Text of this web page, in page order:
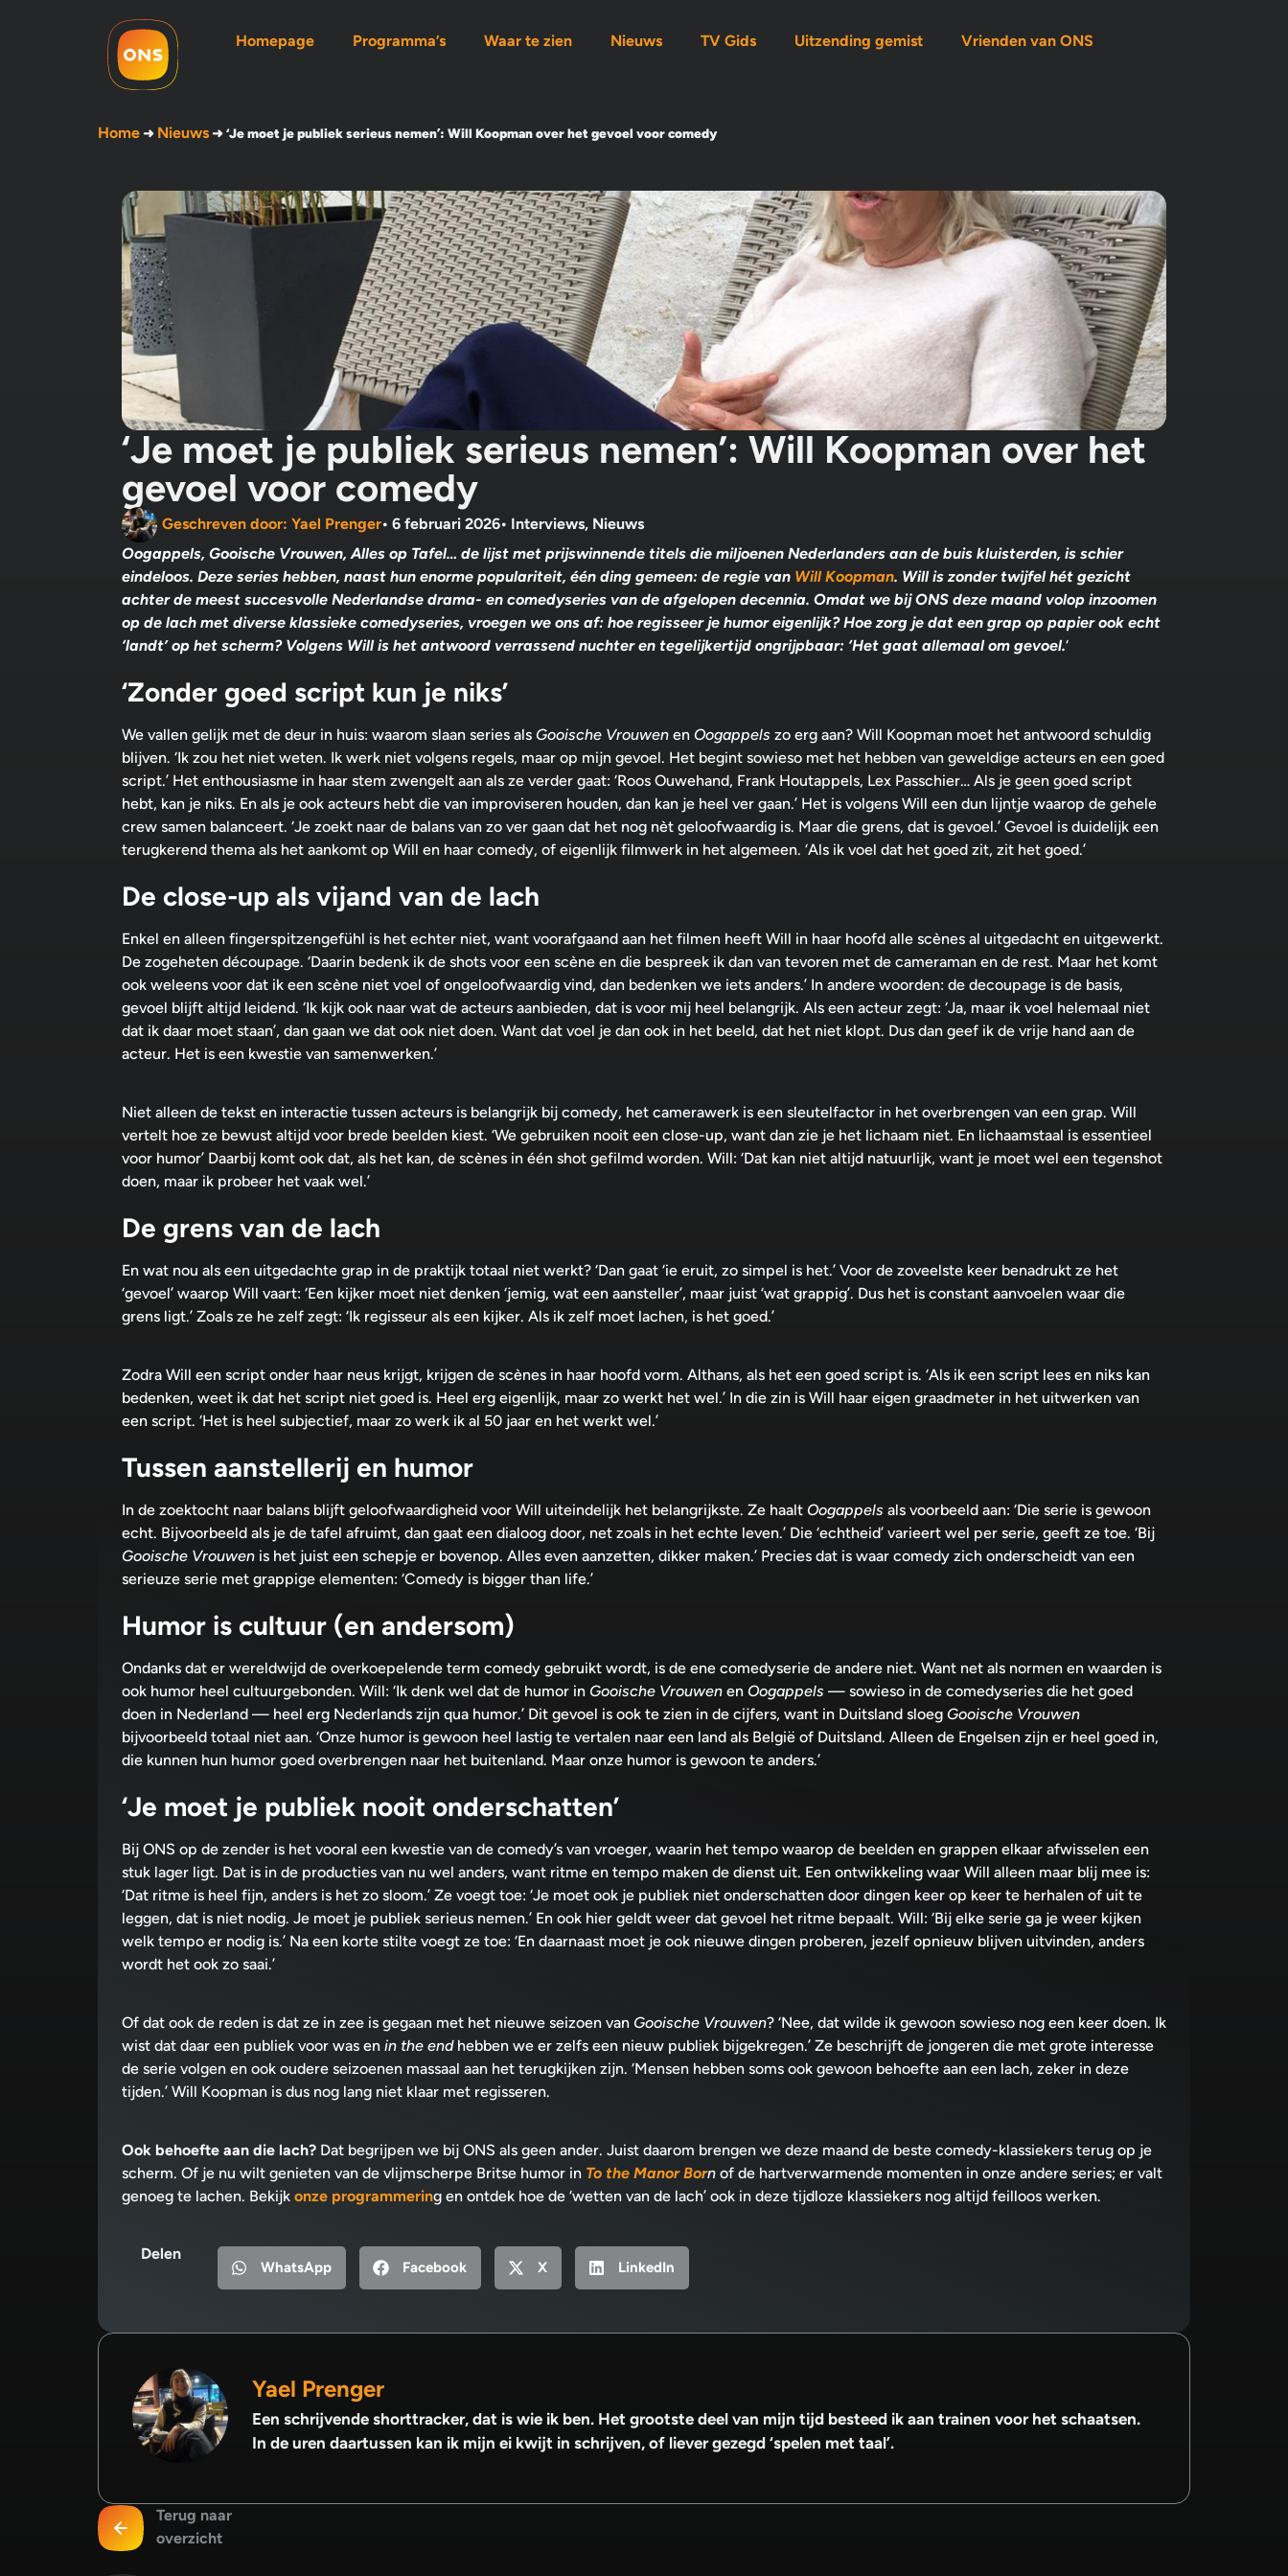
Homepage Programma’s Waar te zien Nieuws TV Gids Uitzending gemist Vrienden van ONS
Home➜ Nieuws➜‘Je moet je publiek serieus nemen’: Will Koopman over het gevoel voor comedy
‘Je moet je publiek serieus nemen’: Will Koopman over het
gevoel voor comedy
Geschreven door: Yael Prenger• 6 februari 2026• Interviews, Nieuws
Oogappels, Gooische Vrouwen, Alles op Tafel… de lijst met prijswinnende titels die miljoenen Nederlanders aan de buis kluisterden, is schier
eindeloos. Deze series hebben, naast hun enorme populariteit, één ding gemeen: de regie van Will Koopman. Will is zonder twijfel hét gezicht
achter de meest succesvolle Nederlandse drama- en comedyseries van de afgelopen decennia. Omdat we bij ONS deze maand volop inzoomen
op de lach met diverse klassieke comedyseries, vroegen we ons af: hoe regisseer je humor eigenlijk? Hoe zorg je dat een grap op papier ook echt
‘landt’ op het scherm? Volgens Will is het antwoord verrassend nuchter en tegelijkertijd ongrijpbaar: ‘Het gaat allemaal om gevoel.‘
‘Zonder goed script kun je niks’
We vallen gelijk met de deur in huis: waarom slaan series als Gooische Vrouwen en Oogappels zo erg aan? Will Koopman moet het antwoord schuldig
blijven. ‘Ik zou het niet weten. Ik werk niet volgens regels, maar op mijn gevoel. Het begint sowieso met het hebben van geweldige acteurs en een goed
script.’ Het enthousiasme in haar stem zwengelt aan als ze verder gaat: ‘Roos Ouwehand, Frank Houtappels, Lex Passchier… Als je geen goed script
hebt, kan je niks. En als je ook acteurs hebt die van improviseren houden, dan kan je heel ver gaan.’ Het is volgens Will een dun lijntje waarop de gehele
crew samen balanceert. ‘Je zoekt naar de balans van zo ver gaan dat het nog nèt geloofwaardig is. Maar die grens, dat is gevoel.’ Gevoel is duidelijk een
terugkerend thema als het aankomt op Will en haar comedy, of eigenlijk filmwerk in het algemeen. ‘Als ik voel dat het goed zit, zit het goed.’
De close-up als vijand van de lach
Enkel en alleen fingerspitzengefühl is het echter niet, want voorafgaand aan het filmen heeft Will in haar hoofd alle scènes al uitgedacht en uitgewerkt.
De zogeheten découpage. ‘Daarin bedenk ik de shots voor een scène en die bespreek ik dan van tevoren met de cameraman en de rest. Maar het komt
ook weleens voor dat ik een scène niet voel of ongeloofwaardig vind, dan bedenken we iets anders.’ In andere woorden: de decoupage is de basis,
gevoel blijft altijd leidend. ‘Ik kijk ook naar wat de acteurs aanbieden, dat is voor mij heel belangrijk. Als een acteur zegt: ‘Ja, maar ik voel helemaal niet
dat ik daar moet staan’, dan gaan we dat ook niet doen. Want dat voel je dan ook in het beeld, dat het niet klopt. Dus dan geef ik de vrije hand aan de
acteur. Het is een kwestie van samenwerken.’
Niet alleen de tekst en interactie tussen acteurs is belangrijk bij comedy, het camerawerk is een sleutelfactor in het overbrengen van een grap. Will
vertelt hoe ze bewust altijd voor brede beelden kiest. ‘We gebruiken nooit een close-up, want dan zie je het lichaam niet. En lichaamstaal is essentieel
voor humor’ Daarbij komt ook dat, als het kan, de scènes in één shot gefilmd worden. Will: ‘Dat kan niet altijd natuurlijk, want je moet wel een tegenshot
doen, maar ik probeer het vaak wel.’
De grens van de lach
En wat nou als een uitgedachte grap in de praktijk totaal niet werkt? ‘Dan gaat ‘ie eruit, zo simpel is het.’ Voor de zoveelste keer benadrukt ze het
‘gevoel’ waarop Will vaart: ‘Een kijker moet niet denken ‘jemig, wat een aansteller’, maar juist ‘wat grappig’. Dus het is constant aanvoelen waar die
grens ligt.’ Zoals ze he zelf zegt: ‘Ik regisseur als een kijker. Als ik zelf moet lachen, is het goed.’
Zodra Will een script onder haar neus krijgt, krijgen de scènes in haar hoofd vorm. Althans, als het een goed script is. ‘Als ik een script lees en niks kan
bedenken, weet ik dat het script niet goed is. Heel erg eigenlijk, maar zo werkt het wel.’ In die zin is Will haar eigen graadmeter in het uitwerken van
een script. ‘Het is heel subjectief, maar zo werk ik al 50 jaar en het werkt wel.’
Tussen aanstellerij en humor
In de zoektocht naar balans blijft geloofwaardigheid voor Will uiteindelijk het belangrijkste. Ze haalt Oogappels als voorbeeld aan: ‘Die serie is gewoon
echt. Bijvoorbeeld als je de tafel afruimt, dan gaat een dialoog door, net zoals in het echte leven.’ Die ‘echtheid’ varieert wel per serie, geeft ze toe. ‘Bij
Gooische Vrouwen is het juist een schepje er bovenop. Alles even aanzetten, dikker maken.’ Precies dat is waar comedy zich onderscheidt van een
serieuze serie met grappige elementen: ‘Comedy is bigger than life.’
Humor is cultuur (en andersom)
Ondanks dat er wereldwijd de overkoepelende term comedy gebruikt wordt, is de ene comedyserie de andere niet. Want net als normen en waarden is
ook humor heel cultuurgebonden. Will: ‘Ik denk wel dat de humor in Gooische Vrouwen en Oogappels — sowieso in de comedyseries die het goed
doen in Nederland — heel erg Nederlands zijn qua humor.’ Dit gevoel is ook te zien in de cijfers, want in Duitsland sloeg Gooische Vrouwen
bijvoorbeeld totaal niet aan. ‘Onze humor is gewoon heel lastig te vertalen naar een land als België of Duitsland. Alleen de Engelsen zijn er heel goed in,
die kunnen hun humor goed overbrengen naar het buitenland. Maar onze humor is gewoon te anders.’
‘Je moet je publiek nooit onderschatten’
Bij ONS op de zender is het vooral een kwestie van de comedy’s van vroeger, waarin het tempo waarop de beelden en grappen elkaar afwisselen een
stuk lager ligt. Dat is in de producties van nu wel anders, want ritme en tempo maken de dienst uit. Een ontwikkeling waar Will alleen maar blij mee is:
‘Dat ritme is heel fijn, anders is het zo sloom.’ Ze voegt toe: ‘Je moet ook je publiek niet onderschatten door dingen keer op keer te herhalen of uit te
leggen, dat is niet nodig. Je moet je publiek serieus nemen.’ En ook hier geldt weer dat gevoel het ritme bepaalt. Will: ‘Bij elke serie ga je weer kijken
welk tempo er nodig is.’ Na een korte stilte voegt ze toe: ‘En daarnaast moet je ook nieuwe dingen proberen, jezelf opnieuw blijven uitvinden, anders
wordt het ook zo saai.’
Of dat ook de reden is dat ze in zee is gegaan met het nieuwe seizoen van Gooische Vrouwen? ‘Nee, dat wilde ik gewoon sowieso nog een keer doen. Ik
wist dat daar een publiek voor was en in the endhebben we er zelfs een nieuw publiek bijgekregen.’ Ze beschrijft de jongeren die met grote interesse
de serie volgen en ook oudere seizoenen massaal aan het terugkijken zijn. ‘Mensen hebben soms ook gewoon behoefte aan een lach, zeker in deze
tijden.’ Will Koopman is dus nog lang niet klaar met regisseren.
Ook behoefte aan die lach? Dat begrijpen we bij ONS als geen ander. Juist daarom brengen we deze maand de beste comedy-klassiekers terug op je
scherm. Of je nu wilt genieten van de vlijmscherpe Britse humor in To the Manor Born of de hartverwarmende momenten in onze andere series; er valt
genoeg te lachen. Bekijk onze programmering en ontdek hoe de ‘wetten van de lach’ ook in deze tijdloze klassiekers nog altijd feilloos werken.
Delen
WhatsApp Facebook X LinkedIn
Yael Prenger
Een schrijvende shorttracker, dat is wie ik ben. Het grootste deel van mijn tijd besteed ik aan trainen voor het schaatsen.
In de uren daartussen kan ik mijn ei kwijt in schrijven, of liever gezegd ‘spelen met taal’.
Terug naar
overzicht